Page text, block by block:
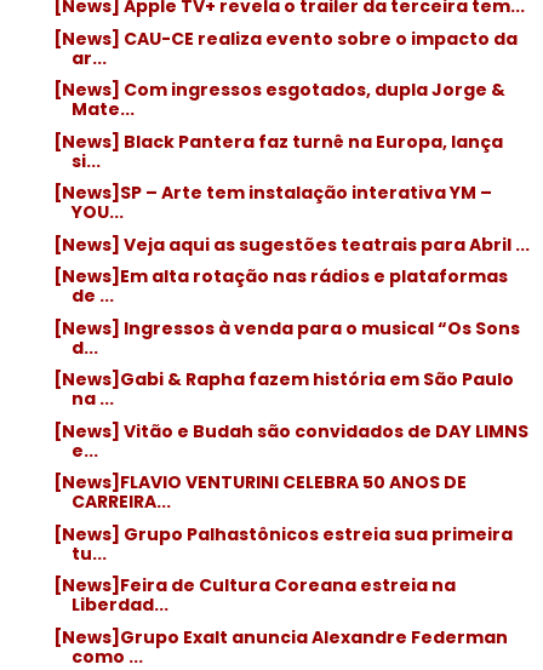
[News] Apple TV+ revela o trailer da terceira tem...
[News] CAU-CE realiza evento sobre o impacto da
ar...
[News] Com ingressos esgotados, dupla Jorge &
Mate...
[News] Black Pantera faz turnê na Europa, lança
si...
[News]SP – Arte tem instalação interativa YM –
YOU...
[News] Veja aqui as sugestões teatrais para Abril ...
[News]Em alta rotação nas rádios e plataformas
de ...
[News] Ingressos à venda para o musical “Os Sons
d...
[News]Gabi & Rapha fazem história em São Paulo
na ...
[News] Vitão e Budah são convidados de DAY LIMNS
e...
[News]FLAVIO VENTURINI CELEBRA 50 ANOS DE
CARREIRA...
[News] Grupo Palhastônicos estreia sua primeira
tu...
[News]Feira de Cultura Coreana estreia na
Liberdad...
[News]Grupo Exalt anuncia Alexandre Federman
como ...